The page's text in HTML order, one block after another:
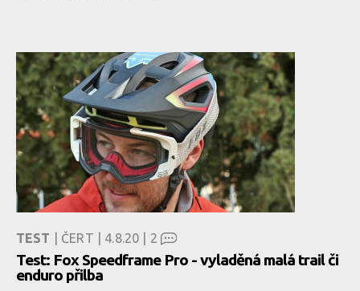
TEST | ČERT | 4.8.20 | 2
Test: Fox Speedframe Pro - vyladěná malá trail či
enduro přilba